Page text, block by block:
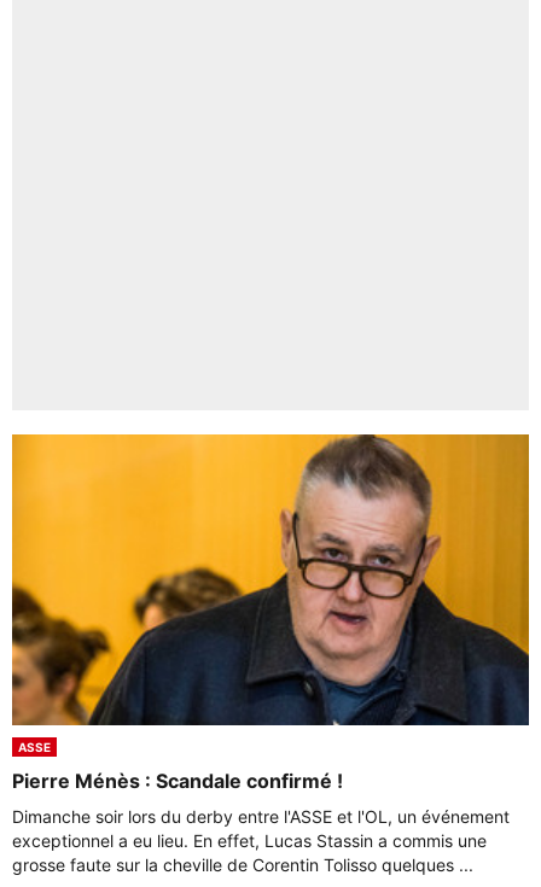
ASSE
Pierre Ménès : Scandale confirmé !
Dimanche soir lors du derby entre l'ASSE et l'OL, un événement
exceptionnel a eu lieu. En effet, Lucas Stassin a commis une
grosse faute sur la cheville de Corentin Tolisso quelques ...